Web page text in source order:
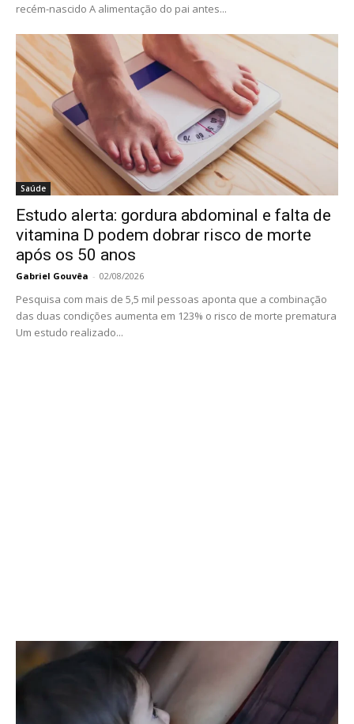
recém-nascido A alimentação do pai antes...
Saúde
Estudo alerta: gordura abdominal e falta de
vitamina D podem dobrar risco de morte
após os 50 anos
Gabriel Gouvêa - 02/08/2026
Pesquisa com mais de 5,5 mil pessoas aponta que a combinação
das duas condições aumenta em 123% o risco de morte prematura
Um estudo realizado...